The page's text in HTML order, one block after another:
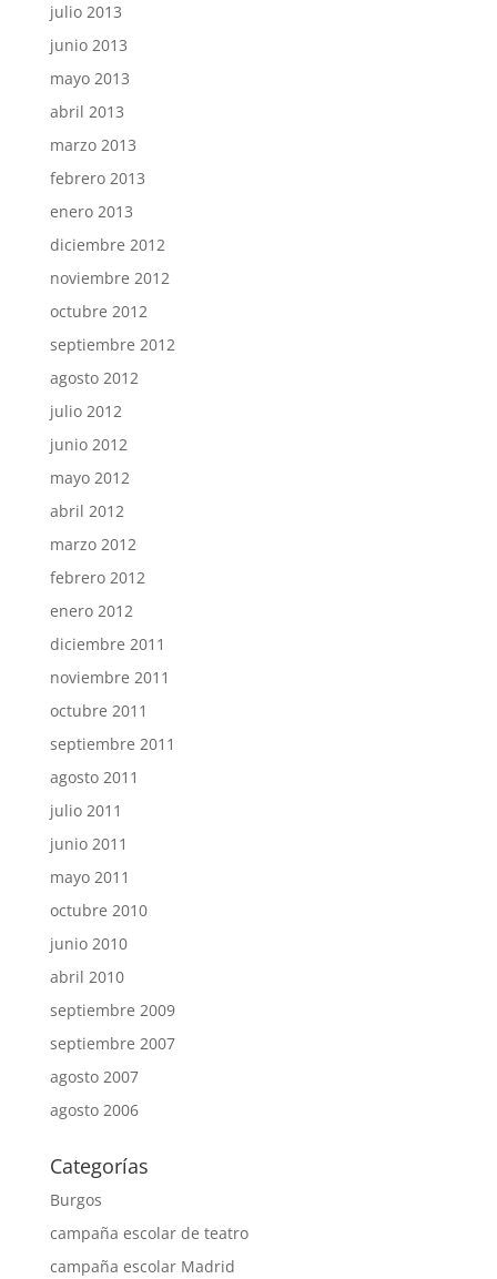
julio 2013
junio 2013
mayo 2013
abril 2013
marzo 2013
febrero 2013
enero 2013
diciembre 2012
noviembre 2012
octubre 2012
septiembre 2012
agosto 2012
julio 2012
junio 2012
mayo 2012
abril 2012
marzo 2012
febrero 2012
enero 2012
diciembre 2011
noviembre 2011
octubre 2011
septiembre 2011
agosto 2011
julio 2011
junio 2011
mayo 2011
octubre 2010
junio 2010
abril 2010
septiembre 2009
septiembre 2007
agosto 2007
agosto 2006
Categorías
Burgos
campaña escolar de teatro
campaña escolar Madrid